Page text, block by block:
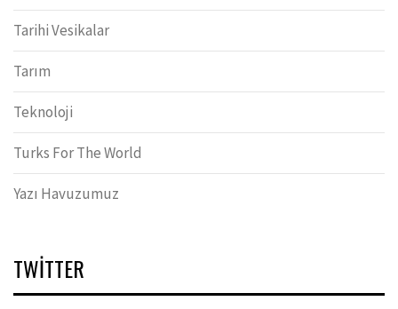
Tarihi Vesikalar
Tarım
Teknoloji
Turks For The World
Yazı Havuzumuz
TWITTER